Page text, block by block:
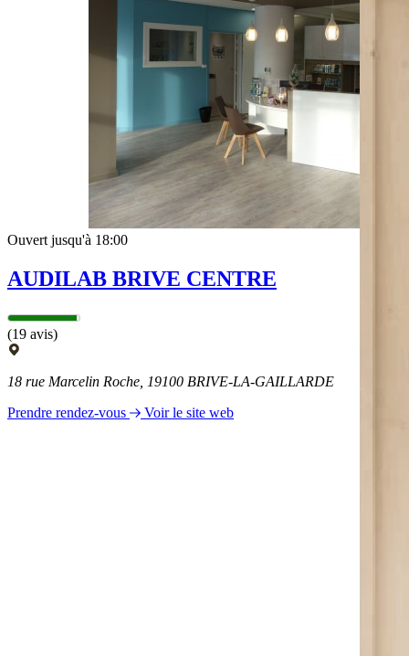
Ouvert jusqu'à 18:00
AUDILAB BRIVE CENTRE
(19 avis)
18 rue Marcelin Roche, 19100 BRIVE-LA-GAILLARDE
Prendre rendez-vous
Voir le site web